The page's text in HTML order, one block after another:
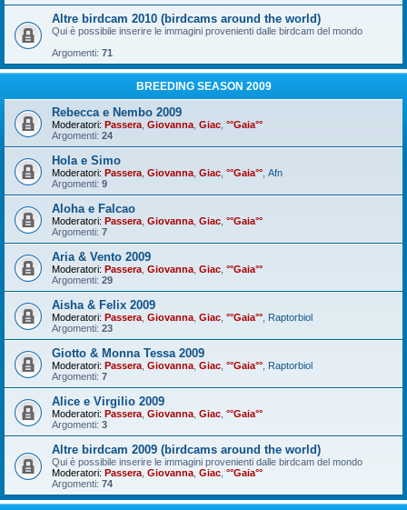
Altre birdcam 2010 (birdcams around the world)
Qui è possibile inserire le immagini provenienti dalle birdcam del mondo
Argomenti: 71
BREEDING SEASON 2009
Rebecca e Nembo 2009
Moderatori: Passera Giovanna Giac °°Gaia°°
Argomenti: 24
Hola e Simo
Moderatori: Passera Giovanna Giac °°Gaia°° Afn
Argomenti: 9
Aloha e Falcao
Moderatori: Passera Giovanna Giac °°Gaia°°
Argomenti: 7
Aria & Vento 2009
Moderatori: Passera Giovanna Giac °°Gaia°°
Argomenti: 29
Aisha & Felix 2009
Moderatori: Passera Giovanna Giac °°Gaia°° Raptorbiol
Argomenti: 23
Giotto & Monna Tessa 2009
Moderatori: Passera Giovanna Giac °°Gaia°° Raptorbiol
Argomenti: 7
Alice e Virgilio 2009
Moderatori: Passera Giovanna Giac °°Gaia°°
Argomenti: 3
Altre birdcam 2009 (birdcams around the world)
Qui è possibile inserire le immagini provenienti dalle birdcam del mondo
Moderatori: Passera Giovanna Giac °°Gaia°°
Argomenti: 74